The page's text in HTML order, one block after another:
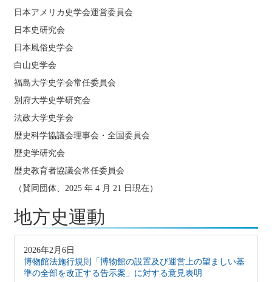
日本アメリカ史学会運営委員会
日本史研究会
日本風俗史学会
白山史学会
福島大学史学会常任委員会
別府大学史学研究会
法政大学史学会
歴史科学協議会理事会・全国委員会
歴史学研究会
歴史教育者協議会常任委員会
（賛同団体、 2025 年 4 月 21 日現在）
地方史運動
2026年2月6日
博物館法施行規則「博物館の設置及び運営上の望ましい基
準の全部を改正する告示案」に対する意見表明